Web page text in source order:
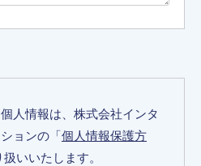
人情報は、株式会社インタ
ョンの「個人情報保護方
いいたします。